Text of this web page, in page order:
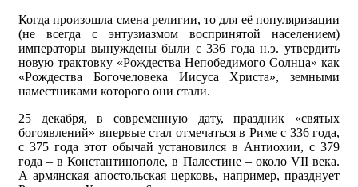
Когда произошла смена религии, то для её популяризации
(не всегда с энтузиазмом воспринятой населением)
императоры вынуждены были с 336 года н.э. утвердить
новую трактовку «Рождества Непобедимого Солнца» как
«Рождества Богочеловека Иисуса Христа», земными
наместниками которого они стали.
25 декабря, в современную дату, праздник «святых
богоявлений» впервые стал отмечаться в Риме с 336 года,
с 375 года этот обычай установился в Антиохии, с 379
года – в Константинополе, в Палестине – около VII века.
А армянская апостольская церковь, например, празднует